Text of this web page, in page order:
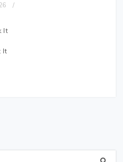
/
It
It